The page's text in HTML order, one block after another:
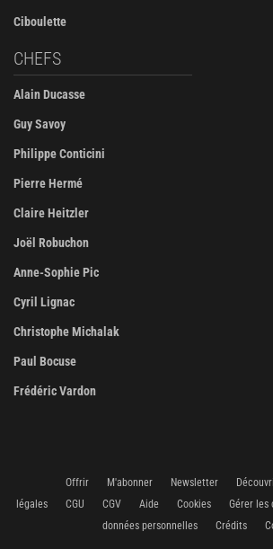
Ciboulette
CHEFS
Alain Ducasse
Guy Savoy
Philippe Conticini
Pierre Hermé
Claire Heitzler
Joël Robuchon
Anne-Sophie Pic
Cyril Lignac
Christophe Michalak
Paul Bocuse
Frédéric Vardon
Offrir M'abonner Newsletter
légales
CGU CGV Aide Cookies Gérer les
données personnelles
Crédits